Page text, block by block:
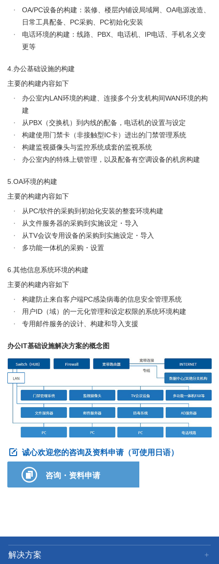
OA/PC设备的构建：装修、楼层内铺设局域网、OA电源改造、
日常工具配备、PC采购、PC初始化安装
电话环境的构建：线路、PBX、电话机、IP电话、手机名义变
更等
4.办公基础设施的构建
主要的构建内容如下
办公室内LAN环境的构建、连接多个分支机构间WAN环境的构
建
从PBX（交换机）到内线的配备，电话机的设置与设定
构建使用门禁卡（非接触型IC卡）进出的门禁管理系统
构建监视摄像头与监控系统成套的监视系统
办公室内的特殊上锁管理，以及配备有空调设备的机房构建
5.OA环境的构建
主要的构建内容如下
从PC/软件的采购到初始化安装的整套环境构建
从文件服务器的采购到实施设定・导入
从TV会议专用设备的采购到实施设定・导入
多功能一体机的采购・设置
6.其他信息系统环境的构建
主要的构建内容如下
构建防止来自客户端PC感染病毒的信息安全管理系统
用户ID（域）的一元化管理和设定权限的系统环境构建
专用邮件服务的设计、构建和导入支援
办公IT基础设施解决方案的概念图
诚心欢迎您的咨询及资料申请（可使用日语）
咨询・资料申请
解决方案